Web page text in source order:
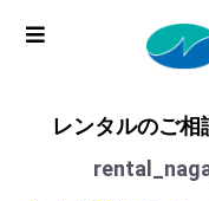
レンタルのご